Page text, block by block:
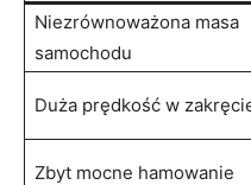
Niezrównoważona masa
samochodu
Duża prędkość w
Zbyt mocne hamowanie